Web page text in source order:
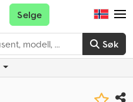
Søk
Selge